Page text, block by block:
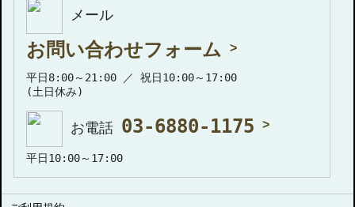
メール
お問い合わせフォーム
平日8:00～21:00 ／ 祝日10:00～17:00
(土日休み)
お電話 03-6880-1175
平日10:00～17:00